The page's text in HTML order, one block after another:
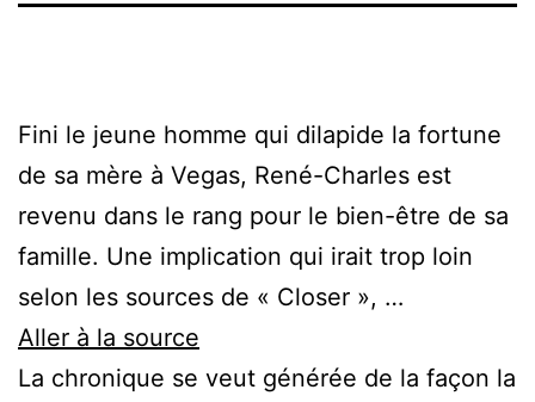
Fini le jeune homme qui dilapide la fortune
de sa mère à Vegas, René-Charles est
revenu dans le rang pour le bien-être de sa
famille. Une implication qui irait trop loin
selon les sources de « Closer », …
Aller à la source
La chronique se veut générée de la façon la